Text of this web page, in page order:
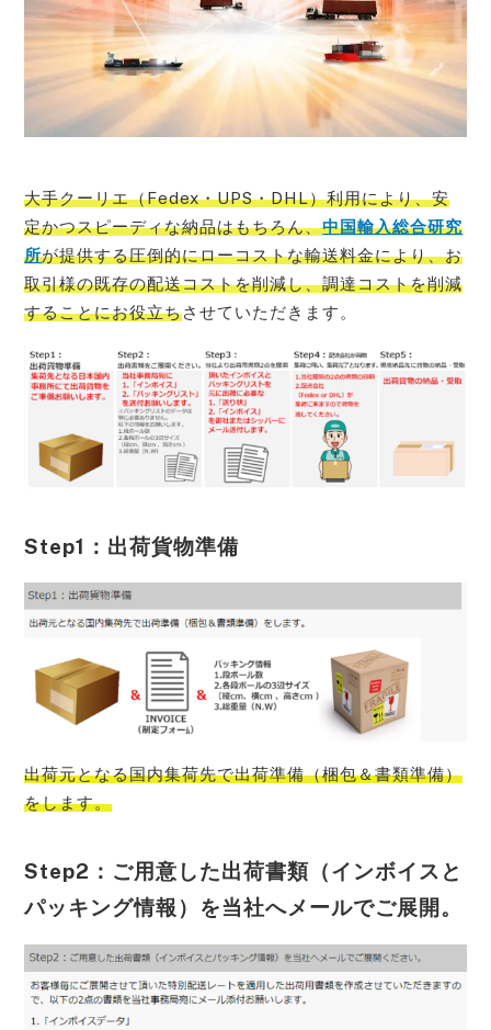
大手クーリエ（Fedex・UPS・DHL）利用により、安
定かつスピーディな納品はもちろん、中国輸入総合研究
所が提供する圧倒的にローコストな輸送料金により、お
取引様の既存の配送コストを削減し、調達コストを削減
することにお役立ちさせていただきます。
Step1：出荷貨物準備
出荷元となる国内集荷先で出荷準備（梱包＆書類準備）
をします。
Step2：ご用意した出荷書類（インボイスと
パッキング情報）を当社へメールでご展開。